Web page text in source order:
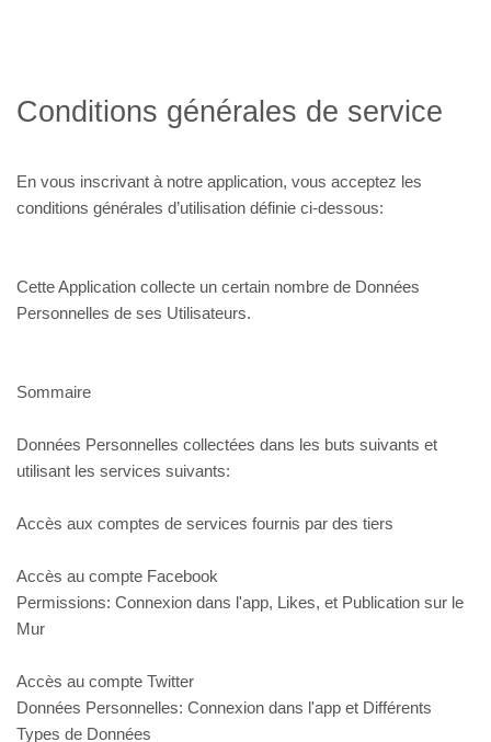
Conditions générales de service
En vous inscrivant à notre application, vous acceptez les
conditions générales d’utilisation définie ci-dessous:
Cette Application collecte un certain nombre de Données
Personnelles de ses Utilisateurs.
Sommaire
Données Personnelles collectées dans les buts suivants et
utilisant les services suivants:
Accès aux comptes de services fournis par des tiers
Accès au compte Facebook
Permissions: Connexion dans l'app, Likes, et Publication sur le
Mur
Accès au compte Twitter
Données Personnelles: Connexion dans l'app et Différents
Types de Données